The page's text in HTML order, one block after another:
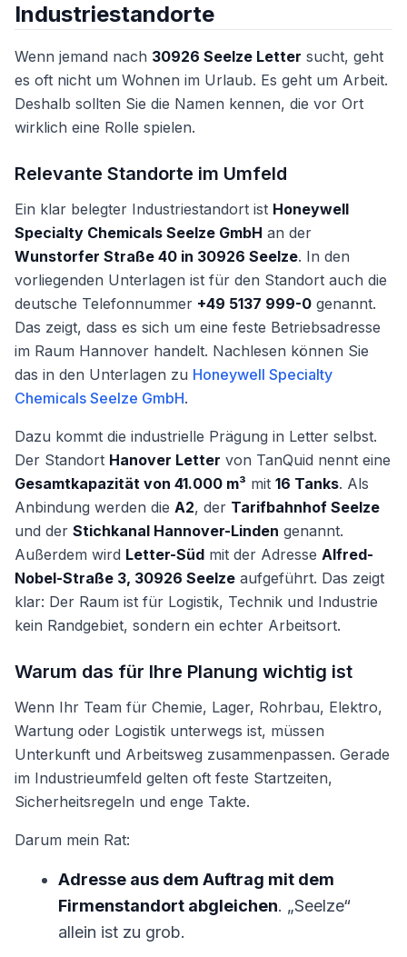
Industriestandorte
Wenn jemand nach 30926 Seelze Letter sucht, geht
es oft nicht um Wohnen im Urlaub. Es geht um Arbeit.
Deshalb sollten Sie die Namen kennen, die vor Ort
wirklich eine Rolle spielen.
Relevante Standorte im Umfeld
Ein klar belegter Industriestandort ist Honeywell
Specialty Chemicals Seelze GmbH an der
Wunstorfer Straße 40 in 30926 Seelze. In den
vorliegenden Unterlagen ist für den Standort auch die
deutsche Telefonnummer +49 5137 999-0 genannt.
Das zeigt, dass es sich um eine feste Betriebsadresse
im Raum Hannover handelt. Nachlesen können Sie
das in den Unterlagen zu Honeywell Specialty
Chemicals Seelze GmbH.
Dazu kommt die industrielle Prägung in Letter selbst.
Der Standort Hanover Letter von TanQuid nennt eine
Gesamtkapazität von 41.000 m³ mit 16 Tanks. Als
Anbindung werden die A2, der Tarifbahnhof Seelze
und der Stichkanal Hannover-Linden genannt.
Außerdem wird Letter-Süd mit der Adresse Alfred-
Nobel-Straße 3, 30926 Seelze aufgeführt. Das zeigt
klar: Der Raum ist für Logistik, Technik und Industrie
kein Randgebiet, sondern ein echter Arbeitsort.
Warum das für Ihre Planung wichtig ist
Wenn Ihr Team für Chemie, Lager, Rohrbau, Elektro,
Wartung oder Logistik unterwegs ist, müssen
Unterkunft und Arbeitsweg zusammenpassen. Gerade
im Industrieumfeld gelten oft feste Startzeiten,
Sicherheitsregeln und enge Takte.
Darum mein Rat:
Adresse aus dem Auftrag mit dem
Firmenstandort abgleichen. „Seelze“
allein ist zu grob.